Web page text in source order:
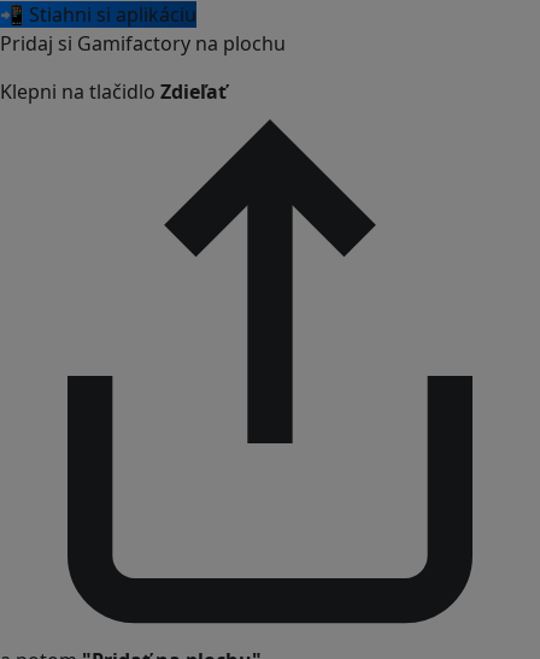
📲 Stiahni si aplikáciu
Pridaj si Gamifactory na plochu
Klepni na tlačidlo Zdieľať